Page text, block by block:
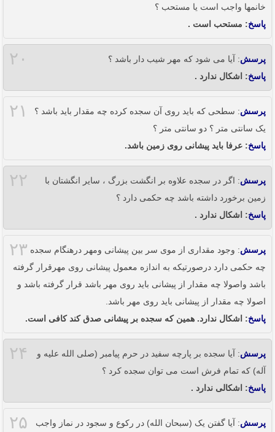
خانمها واجب است یا مستحب ؟
پاسخ: مستحب است .
۲۰ پرسش: آیا می شود که مهر شیب دار باشد ؟
پاسخ: اشکال ندارد .
۲۱ پرسش: سطحی که باید روی آن سجده کرده چه مقدار باید باشد ؟
یک سانتی متر ؟ دو سانتی متر ؟
پاسخ: عرفا باید پیشانی روی زمین باشد.
۲۲ پرسش: اگر در سجده علاوه بر انگشت بزرگ ، سایر انگشتان با
زمین برخورد داشته باشد چه حکمی دارد ؟
پاسخ: اشکال ندارد .
۲۳ پرسش: وجود مقداری از موی سر بین پیشانی ومهر درهنگام سجده
چه حکمی دارد درصورتیکه به اندازه معمول پیشانی روی مهرقرار گرفته
باشد واصولا چه مقدار از پیشانی باید روی مهر باشد قرار گرفته باشد و
اصولا چه مقدار از پیشانی باید روی مهر باشد.
پاسخ: اشکال ندارد. همین که سجده بر پیشانی صدق کند کافی است.
۲۴ پرسش: آیا سجده بر پارچه سفید در حرم پیامبر (صلی الله علیه و
آله) که تمام فرش است می توان سجده کرد ؟
پاسخ: اشکالی ندارد .
۲۵ پرسش: آیا گفتن یک (سبحان الله) در رکوع و سجود در نماز واجب